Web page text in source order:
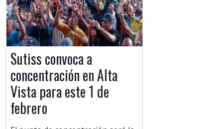
Sutiss convoca a
concentración en Alta
Vista para este 1 de
febrero